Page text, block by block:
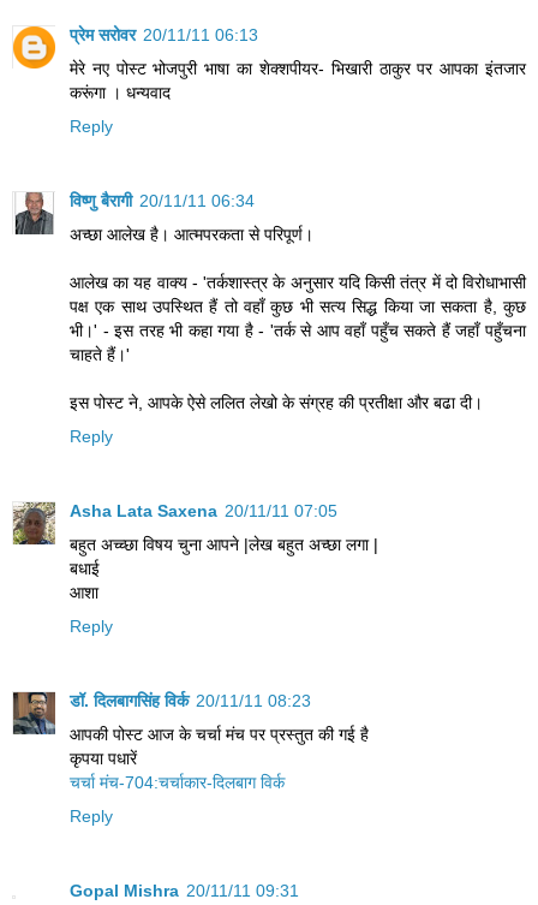
प्रेम सरोवर 20/11/11 06:13
मेरे नए पोस्ट भोजपुरी भाषा का शेक्शपीयर- भिखारी ठाकुर पर आपका इंतजार
करूंगा । धन्यवाद
Reply
विष्णु बैरागी 20/11/11 06:34
अच्‍छा आलेख है। आत्‍मपरकता से परिपूर्ण।
आलेख का यह वाक्‍य - 'तर्कशास्त्र के अनुसार यदि किसी तंत्र में दो विरोधाभासी
पक्ष एक साथ उपस्थित हैं तो वहाँ कुछ भी सत्य सिद्ध किया जा सकता है, कुछ
भी।' - इस तरह भी कहा गया है - 'तर्क से आप वहॉं पहुँच सकते हैं जहॉं पहुँचना
चाहते हैं।'
इस पोस्‍ट ने, आपके ऐसे ललित लेखो के संग्रह की प्रतीक्षा और बढा दी।
Reply
Asha Lata Saxena 20/11/11 07:05
बहुत अच्च्छा विषय चुना आपने |लेख बहुत अच्छा लगा |
बधाई
आशा
Reply
डॉ. दिलबागसिंह विर्क 20/11/11 08:23
आपकी पोस्ट आज के चर्चा मंच पर प्रस्तुत की गई है
कृपया पधारें
चर्चा मंच-704:चर्चाकार-दिलबाग विर्क
Reply
Gopal Mishra 20/11/11 09:31